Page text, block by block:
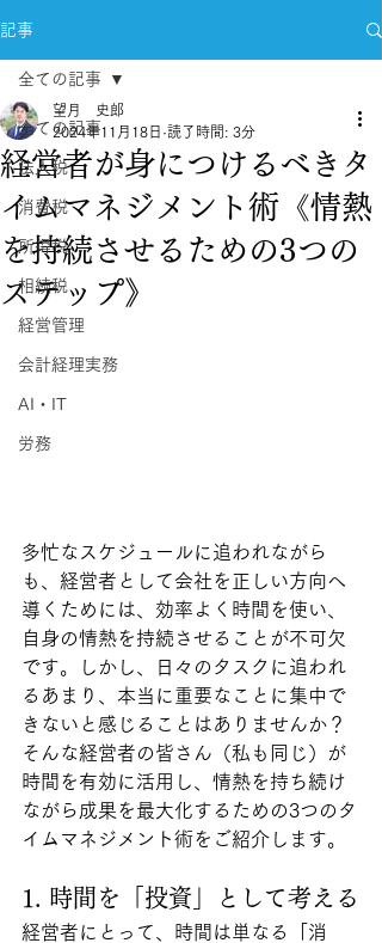
記事
全ての記事
法人税
消費税
所得税
相続税
経営管理
会計経理実務
AI・IT
労務
全ての記事
経営者が身につけるべきタ
イムマネジメント術《情熱
を持続させるための3つの
ステップ》
望月 史郎
2024年11月18日 読了時間: 3分
多忙なスケジュールに追われながら
も、経営者として会社を正しい方向へ
導くためには、効率よく時間を使い、
自身の情熱を持続させることが不可欠
です。しかし、日々のタスクに追われ
るあまり、本当に重要なことに集中で
きないと感じることはありませんか？
そんな経営者の皆さん（私も同じ）が
時間を有効に活用し、情熱を持ち続け
ながら成果を最大化するための3つのタ
イムマネジメント術をご紹介します。
1. 時間を「投資」として考える
経営者にとって、時間は単なる「消